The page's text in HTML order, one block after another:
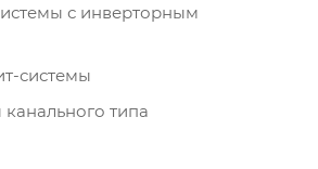
с инверторным
системы
типа